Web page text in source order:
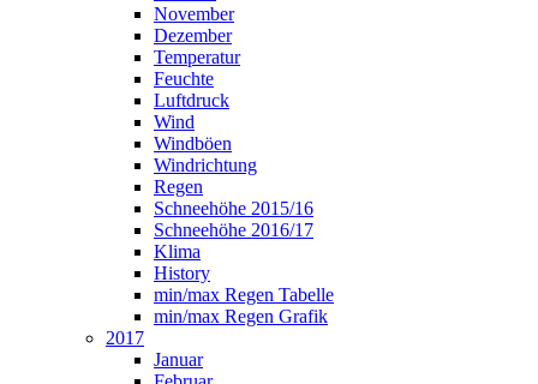
November
Dezember
Temperatur
Feuchte
Luftdruck
Wind
Windböen
Windrichtung
Regen
Schneehöhe 2015/16
Schneehöhe 2016/17
Klima
History
min/max Regen Tabelle
min/max Regen Grafik
2017
Januar